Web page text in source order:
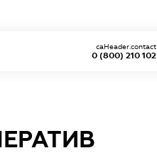
0 (800) 210 102
caHeader.contact